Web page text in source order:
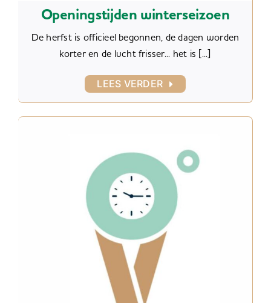
Openingstijden winterseizoen
De herfst is officieel begonnen, de dagen worden
korter en de lucht frisser... het is [...]
LEES VERDER